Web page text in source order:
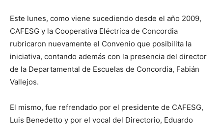
Este lunes, como viene sucediendo desde el año 2009,
CAFESG y la Cooperativa Eléctrica de Concordia
rubricaron nuevamente el Convenio que posibilita la
iniciativa, contando además con la presencia del director
de la Departamental de Escuelas de Concordia, Fabián
Vallejos.
El mismo, fue refrendado por el presidente de CAFESG,
Luis Benedetto y por el vocal del Directorio, Eduardo